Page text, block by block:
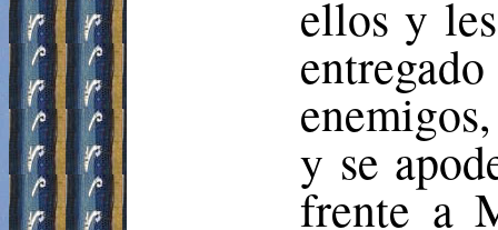
ellos y
y se
frente a